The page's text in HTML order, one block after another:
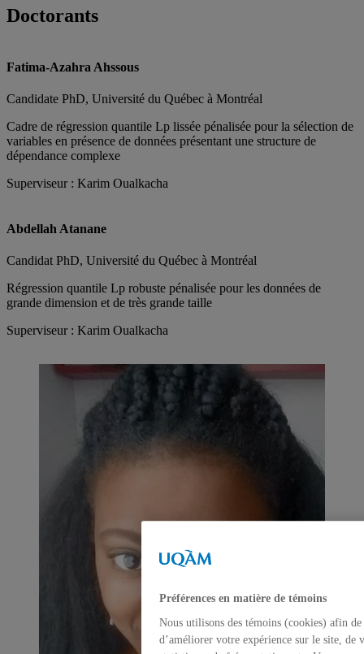
Doctorants
Fatima-Azahra Ahssous
Candidate PhD, Université du Québec à Montréal
Cadre de régression quantile Lp​ lissée pénalisée pour la sélection de
variables en présence de données présentant une structure de
dépendance complexe
Superviseur : Karim Oualkacha
Abdellah Atanane
Candidat PhD, Université du Québec à Montréal
Régression quantile Lp robuste pénalisée pour les données de
grande dimension et de très grande taille
Superviseur : Karim Oualkacha
Préférences en matière de témoins
Nous utilisons des témoins (cookies) afin
d’améliorer votre expérience sur le site, de